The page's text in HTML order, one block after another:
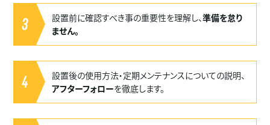
3 設置前に確認すべき事の重要性を理解し、準備を怠り
ません。
4
設置後の使用方法・定期メンテナンスについての説明、
アフターフォローを徹底します。